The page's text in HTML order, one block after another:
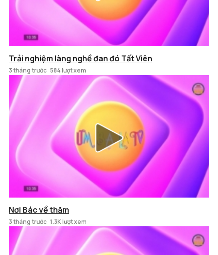
Trải nghiệm làng nghề đan đó Tất Viên
3 tháng trước 584 lượt xem
Nơi Bác về thăm
3 tháng trước 1.3K lượt xem